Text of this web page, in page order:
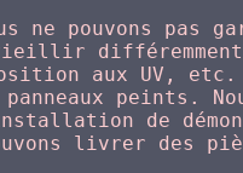
ne pouvons pas
aux UV, etc.
peints.
de
livrer des